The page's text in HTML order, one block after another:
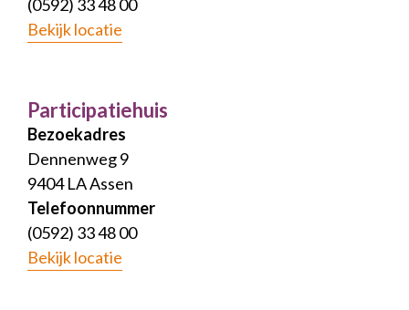
(0592) 33 48 00
Bekijk locatie
Participatiehuis
Bezoekadres
Dennenweg 9
9404 LA Assen
Telefoonnummer
(0592) 33 48 00
Bekijk locatie